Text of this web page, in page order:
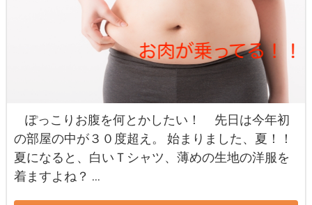
ぽっこりお腹を何とかしたい！ 先日は今年初
の部屋の中が３０度超え。 始まりました、夏！！
夏になると、白いＴシャツ、薄めの生地の洋服を
着ますよね？ …